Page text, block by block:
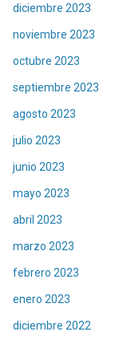
diciembre 2023
noviembre 2023
octubre 2023
septiembre 2023
agosto 2023
julio 2023
junio 2023
mayo 2023
abril 2023
marzo 2023
febrero 2023
enero 2023
diciembre 2022